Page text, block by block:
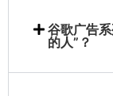
谷歌广告
的人”？